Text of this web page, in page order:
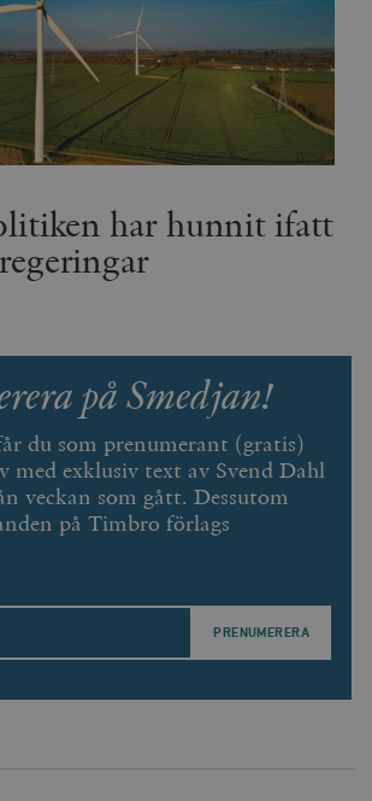
har hunnit ifatt
på Smedjan!
du som prenumerant (gratis)
med exklusiv text av Svend Dahl
veckan som gått. Dessutom
på Timbro förlags